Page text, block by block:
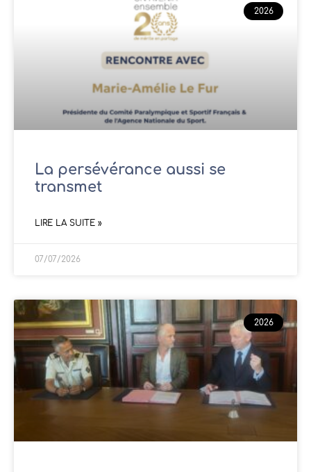
2026
La persévérance aussi se
transmet
LIRE LA SUITE »
07/07/2026
2026